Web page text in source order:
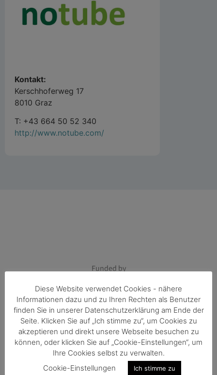
Kontakt:
Kerschhoferweg 17
8010 Graz
T: +43 664 50 52 340
http://www.notube.com/
Funded by
Diese Website verwendet Cookies - nähere
Informationen dazu und zu Ihren Rechten als Benutzer
finden Sie in unserer Datenschutzerklärung am Ende der
Seite. Klicken Sie auf „Ich stimme zu“, um Cookies zu
akzeptieren und direkt unsere Webseite besuchen zu
können, oder klicken Sie auf „Cookie-Einstellungen“, um
Ihre Cookies selbst zu verwalten.
Cookie-Einstellungen
Ich stimme zu